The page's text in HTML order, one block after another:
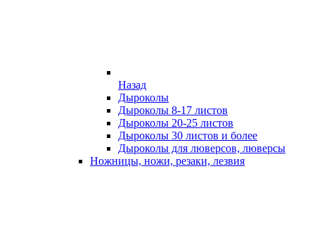
Назад
Дыроколы
Дыроколы 8-17 листов
Дыроколы 20-25 листов
Дыроколы 30 листов и более
Дыроколы для люверсов, люверсы
Ножницы, ножи, резаки, лезвия